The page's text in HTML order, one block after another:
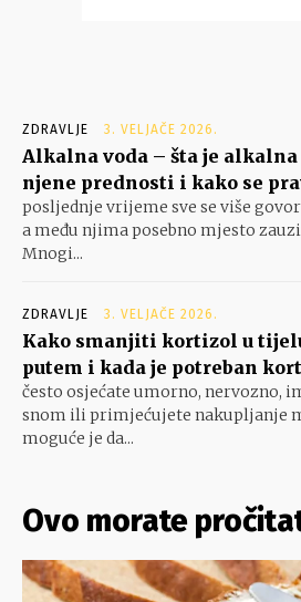
ZDRAVLJE 3. VELJAČE 2026.
Alkalna voda – šta je alkalna
njene prednosti i kako se
posljednje vrijeme sve se više
a među njima posebno mjesto
Mnogi...
ZDRAVLJE 3. VELJAČE 2026.
Kako smanjiti kortizol u
putem i kada je potreban
često osjećate umorno, nervozno,
snom ili primjećujete nakupljanje
moguće je da...
Ovo morate